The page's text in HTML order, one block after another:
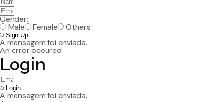
Gender:
Male Female Others
Sign Up
A mensagem foi enviada.
An error occured.
Login
Login
A mensagem foi enviada.